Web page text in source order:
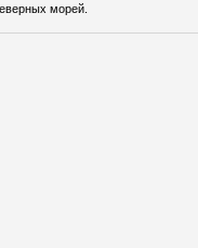
морей.